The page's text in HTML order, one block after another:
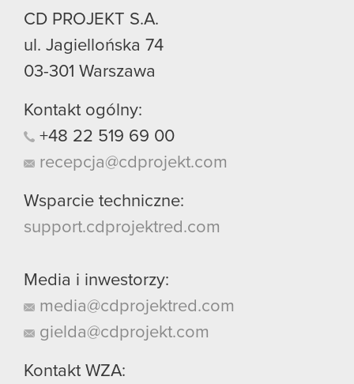
CD PROJEKT S.A.
ul. Jagiellońska 74
03-301 Warszawa
Kontakt ogólny:
+48 22 519 69 00
recepcja@cdprojekt.com
Wsparcie techniczne:
support.cdprojektred.com
Media i inwestorzy:
media@cdprojektred.com
gielda@cdprojekt.com
Kontakt WZA: